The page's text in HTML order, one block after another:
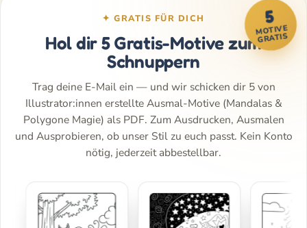
5
MOTIVE
GRATIS
✦ GRATIS FÜR DICH
Hol dir 5 Gratis-Motive zum
Schnuppern
Trag deine E-Mail ein — und wir schicken dir 5 von
Illustrator:innen erstellte Ausmal-Motive (Mandalas &
Polygone Magie) als PDF. Zum Ausdrucken, Ausmalen
und Ausprobieren, ob unser Stil zu euch passt. Kein Konto
nötig, jederzeit abbestellbar.